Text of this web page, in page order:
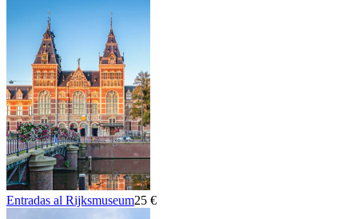
Entradas al Rijksmuseum25 €